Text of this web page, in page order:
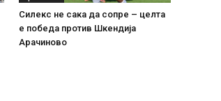
Силекс не сака да сопре – целта
е победа против Шкендија
Арачиново